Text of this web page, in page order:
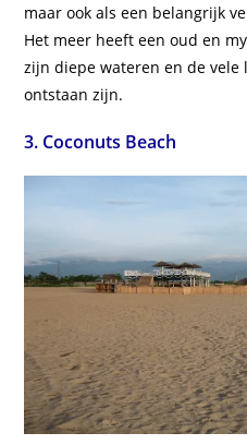
maar ook als een belangrijk
Het meer heeft een oud en
zijn diepe wateren en de vele
ontstaan zijn.
3. Coconuts Beach